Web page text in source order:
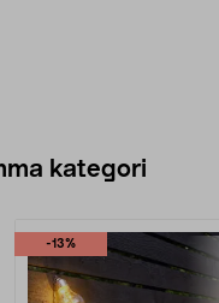
kategori
-13%